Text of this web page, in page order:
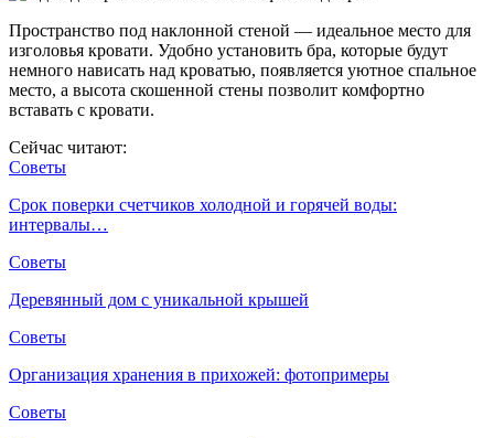
Пространство под наклонной стеной — идеальное место для
изголовья кровати. Удобно установить бра, которые будут
немного нависать над кроватью, появляется уютное спальное
место, а высота скошенной стены позволит комфортно
вставать с кровати.
Сейчас читают:
Советы
Срок поверки счетчиков холодной и горячей воды:
интервалы…
Советы
Деревянный дом с уникальной крышей
Советы
Организация хранения в прихожей: фотопримеры
Советы